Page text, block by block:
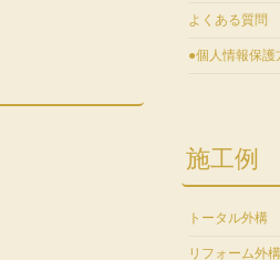
よくある質問
●個人情報保護
施工例
トータル外構
リフォーム外構